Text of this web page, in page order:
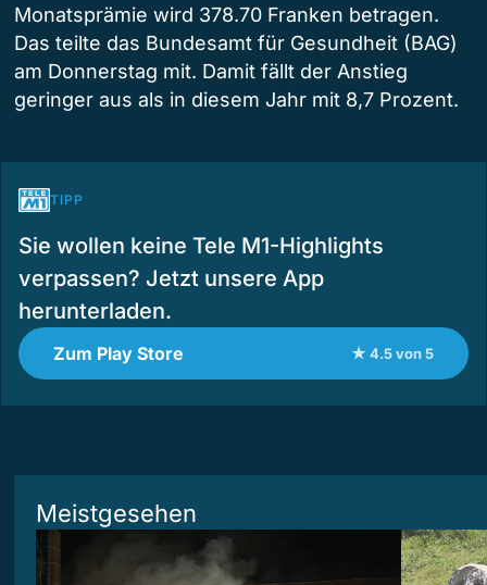
Monatsprämie wird 378.70 Franken betragen.
Das teilte das Bundesamt für Gesundheit (BAG)
am Donnerstag mit. Damit fällt der Anstieg
geringer aus als in diesem Jahr mit 8,7 Prozent.
TIPP
Sie wollen keine Tele M1-Highlights
verpassen? Jetzt unsere App
herunterladen.
Zum Play Store ★ 4.5 von 5
Meistgesehen